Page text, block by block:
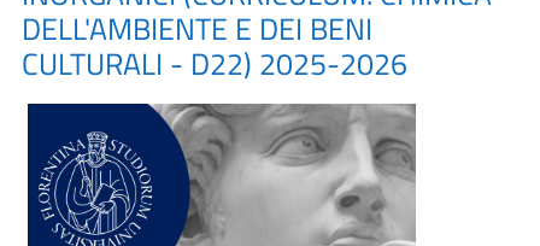
DELL'AMBIENTE E DEI BENI
CULTURALI - D22) 2025-2026